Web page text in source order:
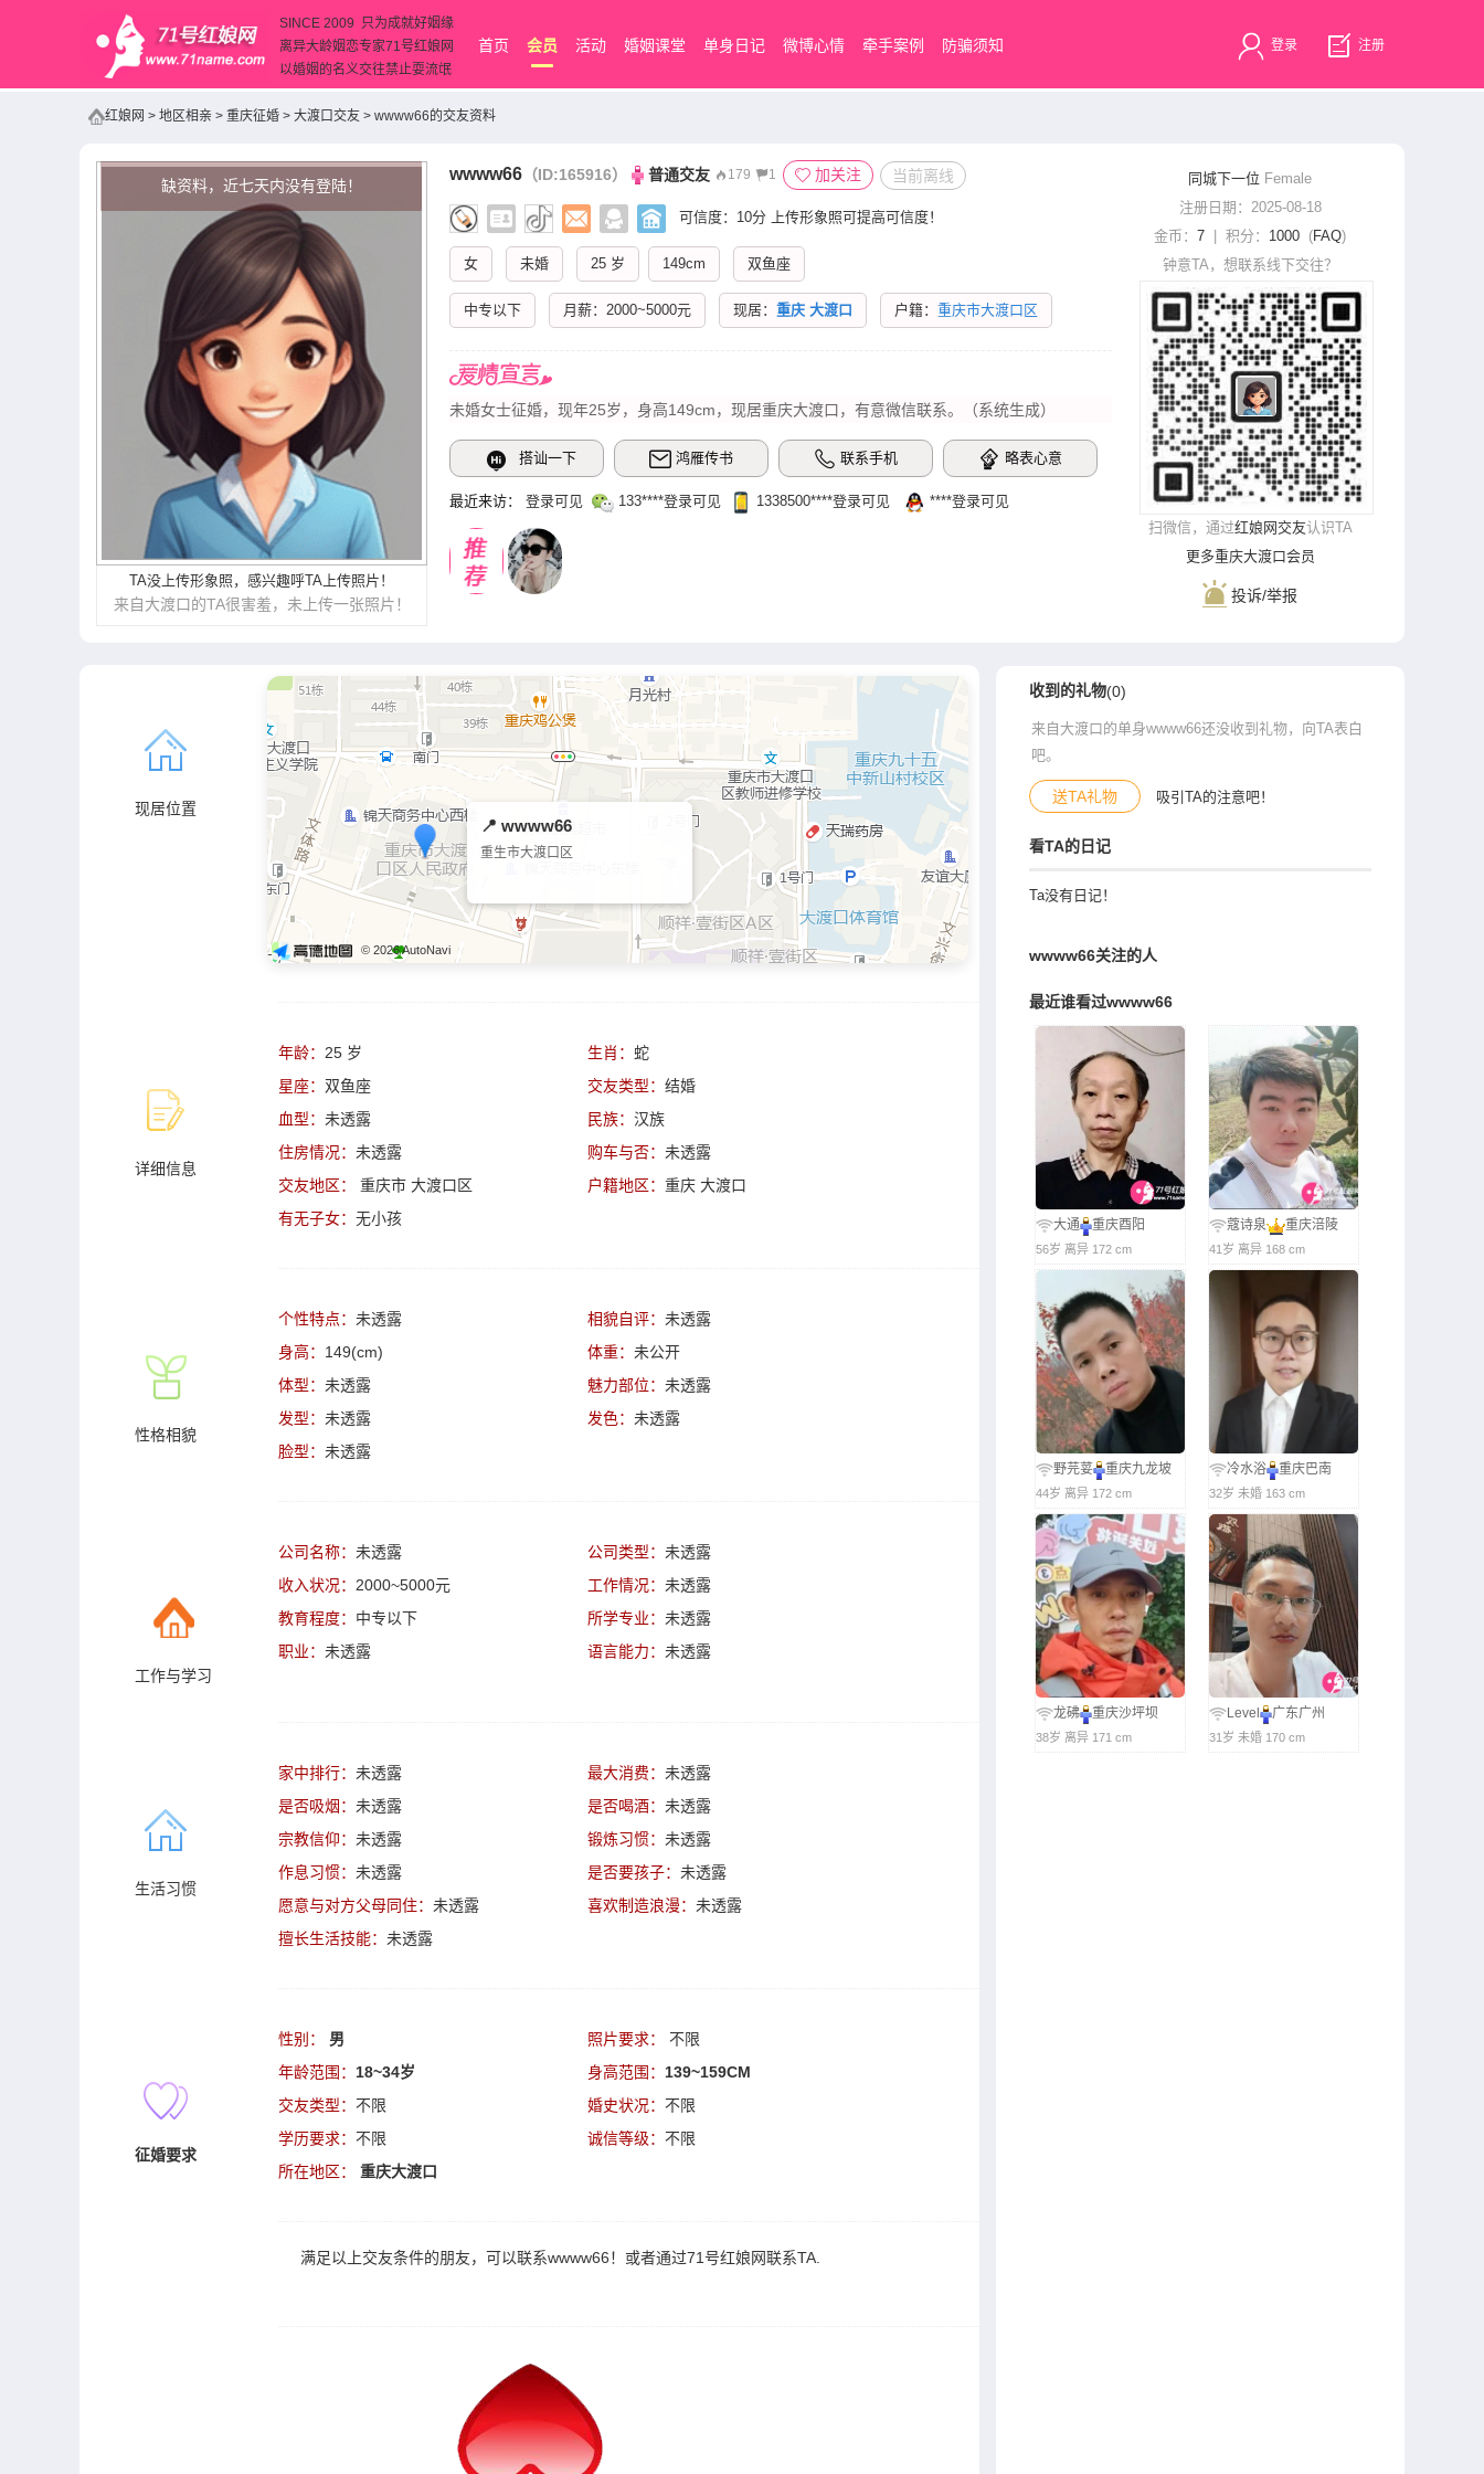
SINCE 2009 只为成就好姻缘
离异大龄姻恋专家71号红娘网
以婚姻的名义交往禁止耍流氓
首页 会员 活动 婚姻课堂 单身日记 微博心情 牵手案例 防骗须知 登录 注册
红娘网 > 地区相亲 > 重庆征婚 > 大渡口交友 > wwww66的交友资料
缺资料，近七天内没有登陆！
TA没上传形象照 ， 感兴趣呼TA上传照片 ！
来自大渡口的TA很害羞，未上传一张照片！
wwww66 （ID:165916） 普通交友 179 1 加关注 当前离线
可信度：10分 上传形象照可提高可信度！
女 未婚 25 岁 149cm 双鱼座
中专以下 月薪：2000~5000元 现居： 重庆 大渡口 户籍： 重庆市大渡口区
未婚女士征婚，现年25岁，身高149cm，现居重庆大渡口，有意微信联系。（系统生成）
搭讪一下 鸿雁传书 联系手机 略表心意
最近来访： 登录可见 133‌****登录可见 1338500‌****‌登录可见 ‌****‌登录可见
同城下一位 Female
注册日期：2025-08-18
金币： 7 | 积分： 1000 (FAQ)
钟意TA，想联系线下交往？
扫微信，通过红娘网交友认识TA
更多重庆大渡口会员
投诉/举报
现居位置
📍 wwww66
重生市大渡口区
© 2026 AutoNavi
详细信息
年龄： 25 岁 生肖： 蛇
星座： 双鱼座 交友类型： 结婚
血型： 未透露 民族： 汉族
住房情况： 未透露 购车与否： 未透露
交友地区：
重庆市 大渡口区 户籍地区： 重庆 大渡口
有无子女： 无小孩
性格相貌
个性特点： 未透露 相貌自评： 未透露
身高： 149(cm) 体重： 未公开
体型： 未透露 魅力部位： 未透露
发型： 未透露 发色： 未透露
脸型： 未透露
工作与学习
公司名称： 未透露 公司类型： 未透露
收入状况： 2000~5000元 工作情况： 未透露
教育程度： 中专以下 所学专业： 未透露
职业： 未透露 语言能力： 未透露
生活习惯
家中排行： 未透露 最大消费： 未透露
是否吸烟： 未透露 是否喝酒： 未透露
宗教信仰： 未透露 锻炼习惯： 未透露
作息习惯： 未透露 是否要孩子： 未透露
愿意与对方父母同住： 未透露 喜欢制造浪漫： 未透露
擅长生活技能： 未透露
征婚要求
性别： 男 照片要求：
不限
年龄范围： 18~34岁 身高范围： 139~159CM
交友类型： 不限 婚史状况： 不限
学历要求： 不限 诚信等级： 不限
所在地区：
重庆大渡口
满足以上交友条件的朋友，可以联系wwww66！或者通过71号红娘网联系TA
收到的礼物(0)
来自大渡口的单身wwww66还没收到礼物，向TA表白
吧。
送TA礼物 吸引TA的注意吧！
看TA的日记
Ta没有日记！
wwww66关注的人
最近谁看过wwww66
大通 重庆酉阳
56岁 离异 172 cm
蔻诗泉 重庆涪陵
41岁 离异 168 cm
野芫荽 重庆九龙坡
44岁 离异 172 cm
冷水浴 重庆巴南
32岁 未婚 163 cm
龙砩 重庆沙坪坝
38岁 离异 171 cm
Level 广东广州
31岁 未婚 170 cm